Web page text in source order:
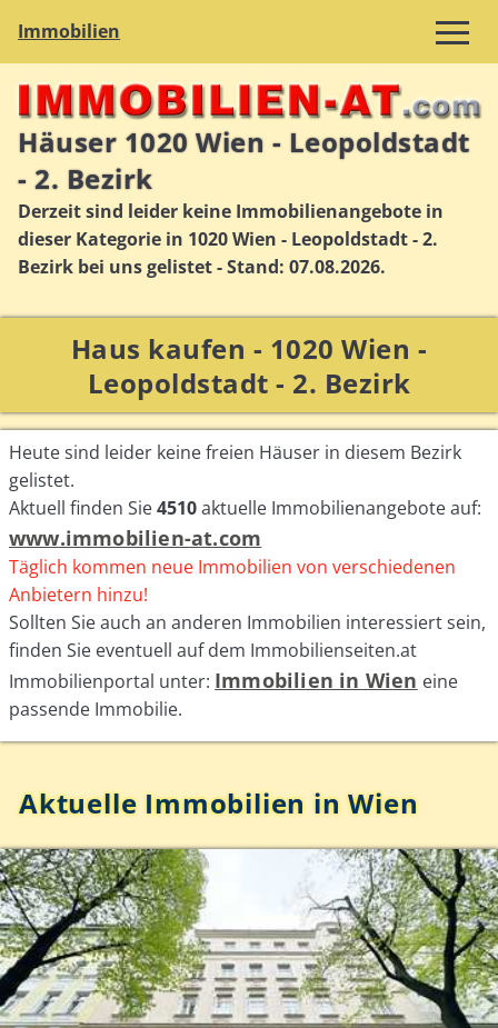
Immobilien
Häuser 1020 Wien - Leopoldstadt
- 2. Bezirk
Derzeit sind leider keine Immobilienangebote in
dieser Kategorie in 1020 Wien - Leopoldstadt - 2.
Bezirk bei uns gelistet - Stand: 07.08.2026.
Haus kaufen - 1020 Wien -
Leopoldstadt - 2. Bezirk
Heute sind leider keine freien Häuser in diesem Bezirk
gelistet.
Aktuell finden Sie4510aktuelle Immobilienangebote auf:
www.immobilien-at.com
Täglich kommen neue Immobilien von verschiedenen
Anbietern hinzu!
Sollten Sie auch an anderen Immobilien interessiert sein,
finden Sie eventuell auf dem Immobilienseiten.at
Immobilienportal unter: Immobilien in Wien eine
passende Immobilie.
Aktuelle Immobilien in Wien